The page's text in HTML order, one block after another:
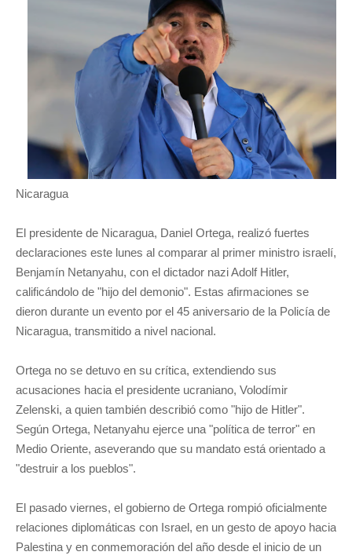
Nicaragua
El presidente de Nicaragua, Daniel Ortega, realizó fuertes
declaraciones este lunes al comparar al primer ministro israelí,
Benjamín Netanyahu, con el dictador nazi Adolf Hitler,
calificándolo de "hijo del demonio". Estas afirmaciones se
dieron durante un evento por el 45 aniversario de la Policía de
Nicaragua, transmitido a nivel nacional.
Ortega no se detuvo en su crítica, extendiendo sus
acusaciones hacia el presidente ucraniano, Volodímir
Zelenski, a quien también describió como "hijo de Hitler".
Según Ortega, Netanyahu ejerce una "política de terror" en
Medio Oriente, aseverando que su mandato está orientado a
"destruir a los pueblos".
El pasado viernes, el gobierno de Ortega rompió oficialmente
relaciones diplomáticas con Israel, en un gesto de apoyo hacia
Palestina y en conmemoración del año desde el inicio de un